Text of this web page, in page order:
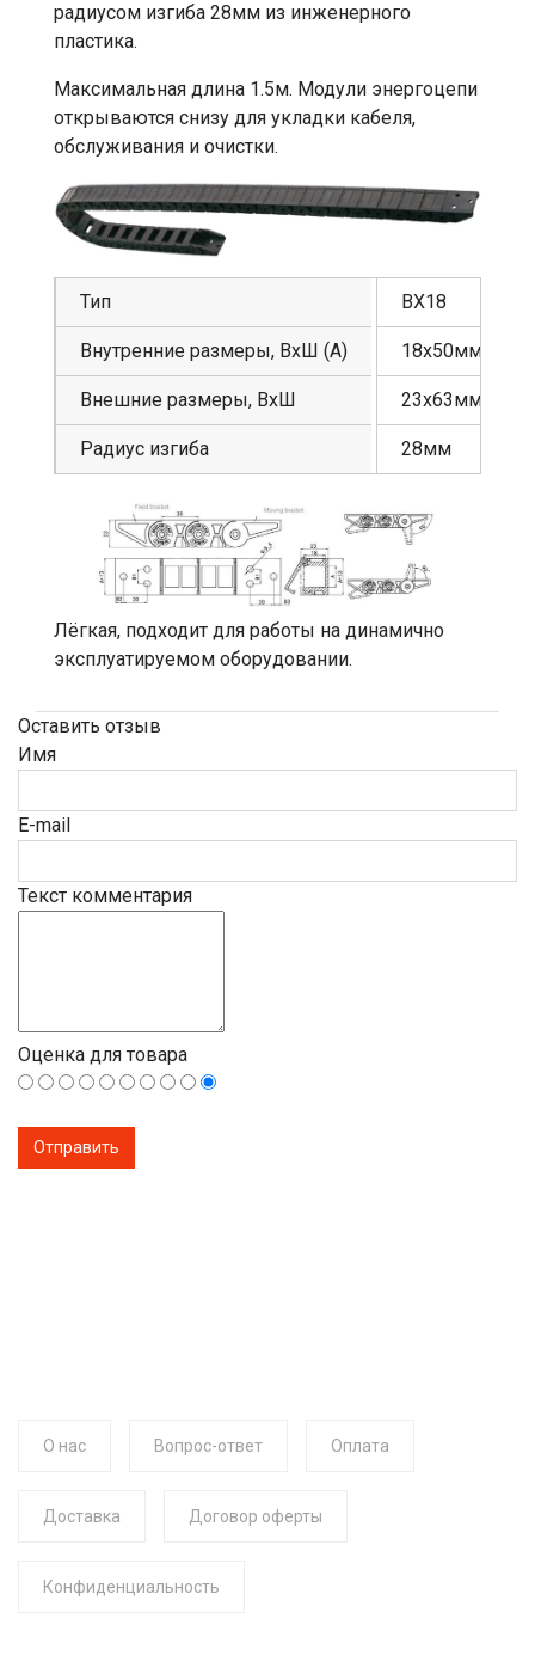
радиусом изгиба 28мм из инженерного
пластика.
Максимальная длина 1.5м. Модули энергоцепи
открываются снизу для укладки кабеля,
обслуживания и очистки.
Тип
Внутренние размеры, ВхШ (А)
Внешние размеры, ВхШ
Радиус изгиба
BX18
18х50мм
23х63мм
28мм
Лёгкая, подходит для работы на динамично
эксплуатируемом оборудовании.
Оставить отзыв
Имя
E-mail
Текст комментария
Оценка для товара
О нас Вопрос-ответ Оплата
Доставка Договор оферты
Конфиденциальность